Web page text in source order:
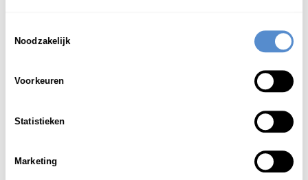
Noodzakelijk
Voorkeuren
Statistieken
Marketing
たんけん